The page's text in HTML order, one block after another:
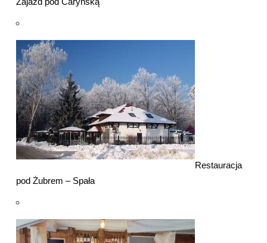
Restauracja
pod Żubrem – Spała